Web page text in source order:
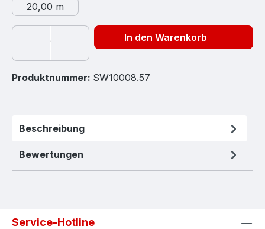
20,00 m
In den Warenkorb
Produktnummer: SW10008.57
Beschreibung
Bewertungen
Service-Hotline